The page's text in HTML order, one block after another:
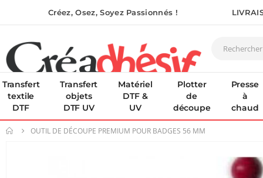
Créez, Osez, Soyez Passionnés !
Transfert
textile
DTF
Transfert
objets
DTF UV
Matériel
DTF &
UV
Plotter
de
découpe
Presse
à
chaud
OUTIL DE DÉCOUPE PREMIUM POUR BADGES 56 MM